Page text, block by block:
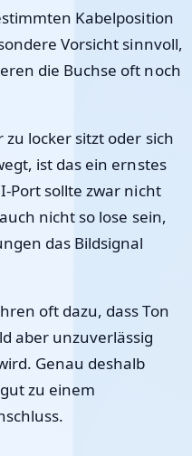
Kabelposition
Vorsicht sinnvoll,
die Buchse oft noch
locker sitzt oder sich
ist das ein ernstes
Port sollte zwar nicht
nicht so lose sein,
das Bildsignal
oft dazu, dass Ton
aber unzuverlässig
Genau deshalb
zu einem